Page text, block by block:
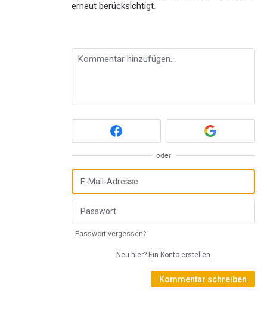
erneut berücksichtigt.
Kommentar hinzufügen…
oder
Passwort vergessen?
Neu hier? Ein Konto erstellen
Kommentar schreiben